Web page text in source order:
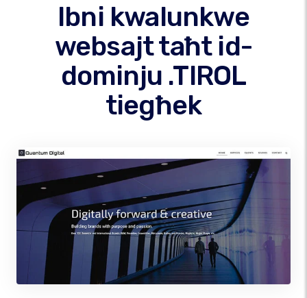
Ibni kwalunkwe
websajt taħt id-
dominju .TIROL
tiegħek